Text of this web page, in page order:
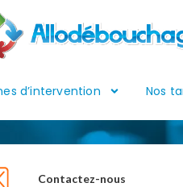
d’intervention Nos
Contactez-nous